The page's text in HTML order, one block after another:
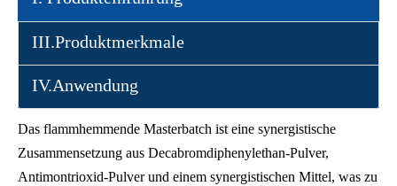
III.Produktmerkmale
IV.Anwendung
Das flammhemmende Masterbatch ist eine synergistische
Zusammensetzung aus Decabromdiphenylethan-Pulver,
Antimontrioxid-Pulver und einem synergistischen Mittel, was zu